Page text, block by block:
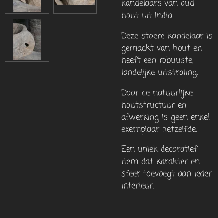
kandelaars van oud
hout uit India.
Deze stoere kandelaar is
gemaakt van hout en
heeft een robuuste,
landelijke uitstraling.
Door de natuurlijke
houtstructuur en
afwerking is geen enkel
exemplaar hetzelfde.
Een uniek decoratief
item dat karakter en
sfeer toevoegt aan ieder
interieur.